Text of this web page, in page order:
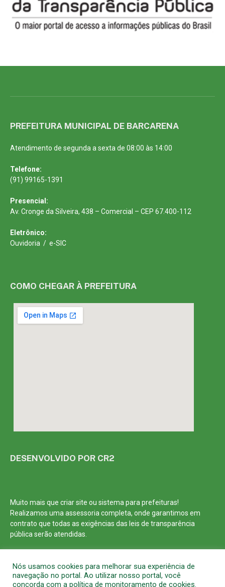
PREFEITURA MUNICIPAL DE BARCARENA
Atendimento de segunda a sexta de 08:00 às 14:00
Telefone:
(91) 99165-1391
Presencial:
Av. Cronge da Silveira, 438 – Comercial – CEP 67.400-112
Eletrônico:
Ouvidoria / e-SIC
COMO CHEGAR À PREFEITURA
DESENVOLVIDO POR CR2
Muito mais que criar site ou sistema para prefeituras!
Realizamos uma assessoria completa, onde garantimos em
contrato que todas as exigências das leis de transparência
pública serão atendidas.
Nós usamos cookies para melhorar sua experiência de
navegação no portal. Ao utilizar nosso portal, você
concorda com a política de monitoramento de cookies.